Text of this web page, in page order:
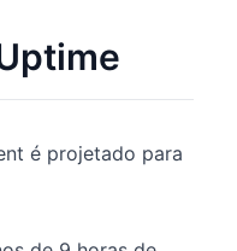
é projetado para